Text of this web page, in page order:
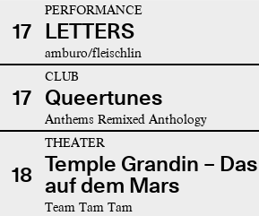
17
PERFORMANCE
LETTERS
amburo/fleischlin
17
CLUB
Queertunes
Anthems Remixed Anthology
18
THEATER
Temple Grandin –
auf dem Mars
Team Tam Tam